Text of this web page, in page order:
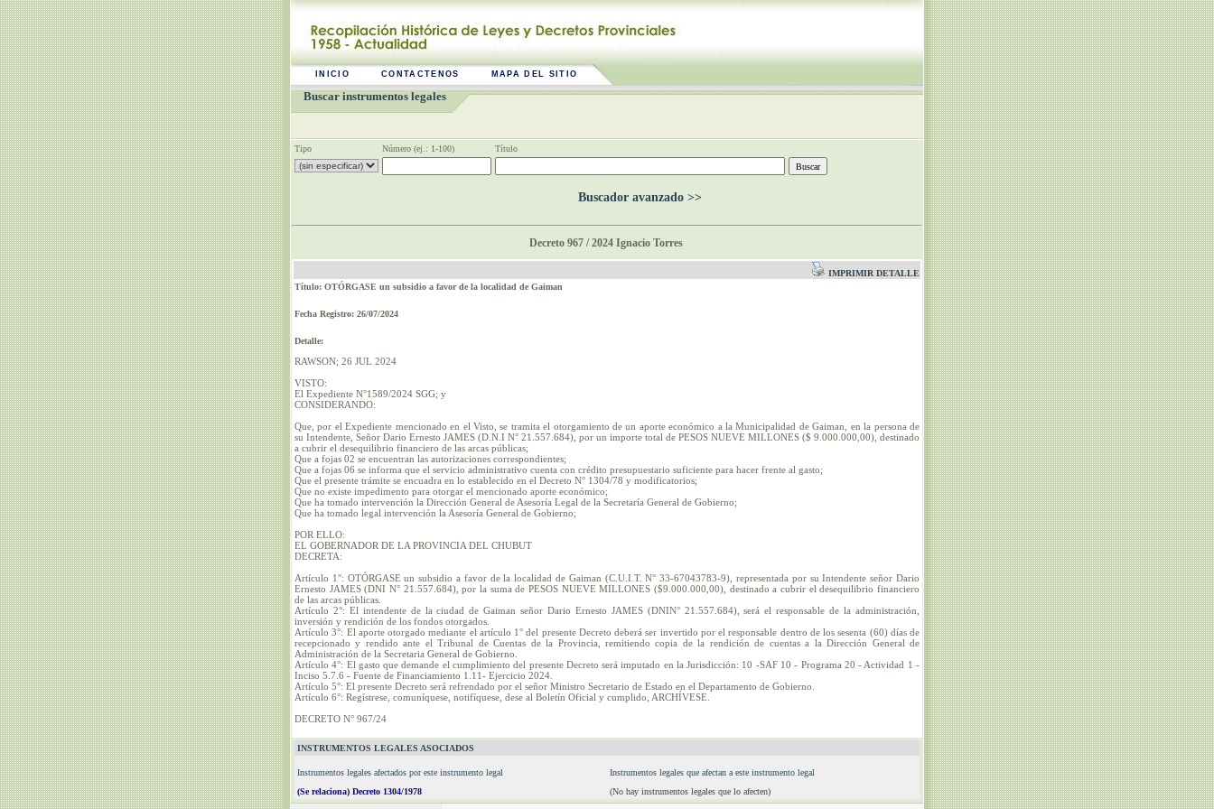
INICIO CONTACTENOS MAPA DEL SITIO
Buscar instrumentos legales
Tipo Número (ej.: 1-100) Título
Buscador avanzado >>
Decreto 967 / 2024 Ignacio Torres
IMPRIMIR DETALLE
Título: OTÓRGASE un subsidio a favor de la localidad de Gaiman
Fecha Registro: 26/07/2024
Detalle:
RAWSON; 26 JUL 2024
VISTO:
El Expediente N°1589/2024 SGG; y
CONSIDERANDO:
Que, por el Expediente mencionado en el Visto, se tramita el otorgamiento de un aporte económico a la Municipalidad de Gaiman, en la persona de
su Intendente, Señor Dario Ernesto JAMES (D.N.I N° 21.557.684), por un importe total de PESOS NUEVE MILLONES ($ 9.000.000,00), destinado
a cubrir el desequilibrio financiero de las arcas públicas;
Que a fojas 02 se encuentran las autorizaciones correspondientes;
Que a fojas 06 se informa que el servicio administrativo cuenta con crédito presupuestario suficiente para hacer frente al gasto;
Que el presente trámite se encuadra en lo establecido en el Decreto N° 1304/78 y modificatorios;
Que no existe impedimento para otorgar el mencionado aporte económico;
Que ha tomado intervención la Dirección General de Asesoría Legal de la Secretaría General de Gobierno;
Que ha tomado legal intervención la Asesoría General de Gobierno;
POR ELLO:
EL GOBERNADOR DE LA PROVINCIA DEL CHUBUT
DECRETA:
Artículo 1°: OTÓRGASE un subsidio a favor de la localidad de Gaiman (C.U.I.T. N° 33-67043783-9), representada por su Intendente señor Dario
Ernesto JAMES (DNI N° 21.557.684), por la suma de PESOS NUEVE MILLONES ($9.000.000,00), destinado a cubrir el desequilibrio financiero
de las arcas públicas.
Artículo 2°: El intendente de la ciudad de Gaiman señor Dario Ernesto JAMES (DNIN° 21.557.684), será el responsable de la administración,
inversión y rendición de los fondos otorgados.
Artículo 3°: El aporte otorgado mediante el artículo 1° del presente Decreto deberá ser invertido por el responsable dentro de los sesenta (60) días de
recepcionado y rendido ante el Tribunal de Cuentas de la Provincia, remitiendo copia de la rendición de cuentas a la Dirección General de
Administración de la Secretaria General de Gobierno.
Artículo 4°: El gasto que demande el cumplimiento del presente Decreto será imputado en la Jurisdicción: 10 -SAF 10 - Programa 20 - Actividad 1 -
Inciso 5.7.6 - Fuente de Financiamiento 1.11- Ejercicio 2024.
Artículo 5°: El presente Decreto será refrendado por el señor Ministro Secretario de Estado en el Departamento de Gobierno.
Artículo 6°: Regístrese, comuníquese, notifíquese, dese al Boletín Oficial y cumplido, ARCHÍVESE.
DECRETO N° 967/24
INSTRUMENTOS LEGALES ASOCIADOS
Instrumentos legales afectados por este instrumento legal
(Se relaciona) Decreto 1304/1978
Instrumentos legales que afectan a este instrumento legal
(No hay instrumentos legales que lo afecten)